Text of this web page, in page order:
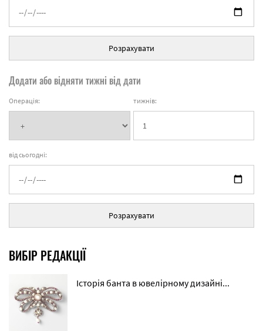
Розрахувати
Додати або відняти тижні від дати
Операція: тижнів:
від сьогодні:
Розрахувати
ВИБІР РЕДАКЦІЇ
Історія банта в ювелірному дизайні...